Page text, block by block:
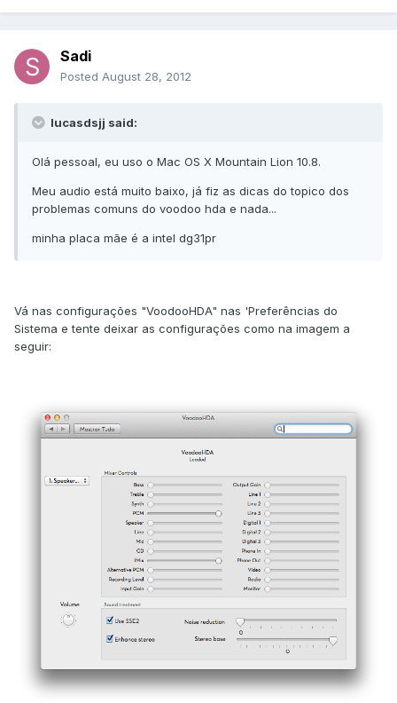
Sadi
Posted August 28, 2012
lucasdsjj said:
Olá pessoal, eu uso o Mac OS X Mountain Lion 10.8.
Meu audio está muito baixo, já fiz as dicas do topico dos
problemas comuns do voodoo hda e nada...
minha placa mãe é a intel dg31pr
Vá nas configurações "VoodooHDA" nas 'Preferências do
Sistema e tente deixar as configurações como na imagem a
seguir: